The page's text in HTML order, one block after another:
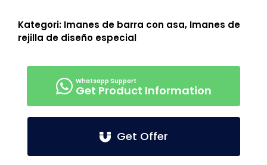
Kategori: Imanes de barra con asa, Imanes de
rejilla de diseño especial
Get Product Information
Get Offer